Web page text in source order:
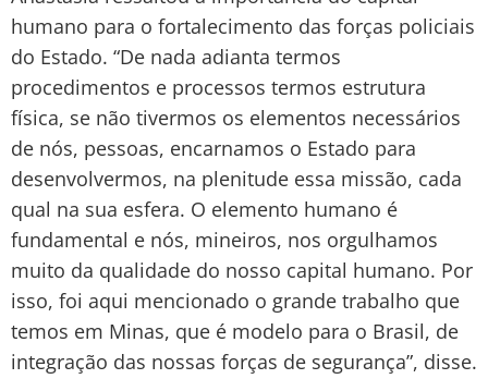
humano para o fortalecimento das forças policiais
do Estado. “De nada adianta termos
procedimentos e processos termos estrutura
física, se não tivermos os elementos necessários
de nós, pessoas, encarnamos o Estado para
desenvolvermos, na plenitude essa missão, cada
qual na sua esfera. O elemento humano é
fundamental e nós, mineiros, nos orgulhamos
muito da qualidade do nosso capital humano. Por
isso, foi aqui mencionado o grande trabalho que
temos em Minas, que é modelo para o Brasil, de
integração das nossas forças de segurança”, disse.